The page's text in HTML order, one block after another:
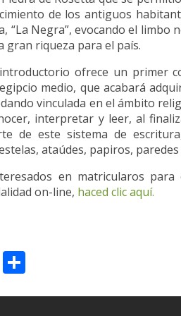
de los antiguos
“La Negra”, evocando el
gran riqueza para el país.
ofrece un primer
medio, que acabará
vinculada en el ámbito
interpretar y leer, al
de este sistema de
ataúdes, papiros,
en matricularos
on-line, haced clic aquí.
Twitter